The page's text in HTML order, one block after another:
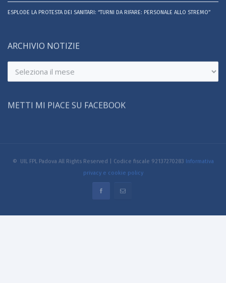
ESPLODE LA PROTESTA DEI SANITARI: “TURNI DA RIFARE: PERSONALE ALLO STREMO”
ARCHIVIO NOTIZIE
Archivio
notizie
METTI MI PIACE SU FACEBOOK
© UIL FPL Padova All Rights Reserved | Codice fiscale 92137270283 Informativa
privacy e cookie policy